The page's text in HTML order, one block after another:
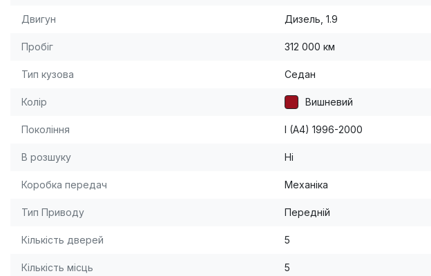
Двигун Дизель, 1.9
Пробіг 312 000 км
Тип кузова Седан
Колір Вишневий
Покоління I (A4) 1996-2000
В розшуку Ні
Коробка передач Механіка
Тип Приводу Передній
Кількість дверей 5
Кількість місць 5